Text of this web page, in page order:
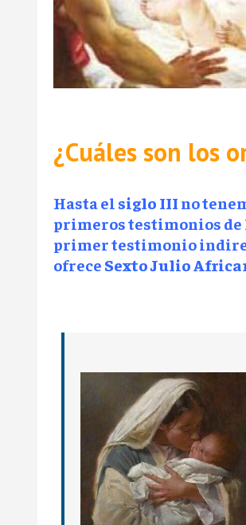
¿Cuáles son los
Hasta el siglo III no
primeros testimonios de
primer testimonio
ofrece Sexto Julio